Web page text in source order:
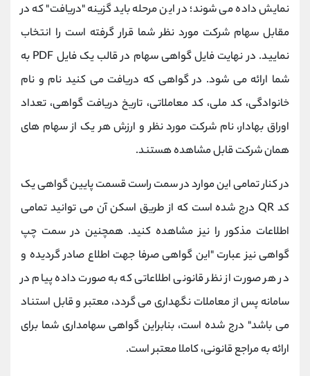
نمایش داده می شوند؛ در این مرحله باید گزینه "دریافت" که در
مقابل سهام شرکت مورد نظر شما قرار گرفته است را انتخاب
نمایید. در نهایت فایل گواهی سهام در قالب یک فایل PDF به
شما ارائه می شود. در گواهی که دریافت می کنید نام و نام
خانوادگی، کد ملی، کد معاملاتی، تاریخ دریافت گواهی، تعداد
اوراق بهادار، نام شرکت مورد نظر و ارزش هر یک از سهام های
همان شرکت قابل مشاهده هستند.
در کنار تمامی این موارد در سمت راست قسمت پایین گواهی یک
کد QR درج شده است که از طریق اسکن آن می توانید تمامی
اطلاعات مذکور را نیز مشاهده کنید. همچنین در سمت چپ
گواهی نیز عبارت "این گواهی صرفا جهت اطلاع صادر گردیده و
در هر صورت از نظر قانونی اطلاعاتی که به صورت داده پیام در
سامانه پس از معاملات نگهداری می گردد، معتبر و قابل استناد
می باشد" درج شده است، بنابراین گواهی سهامداری شما برای
ارائه به مراجع قانونی، کاملا معتبر است.